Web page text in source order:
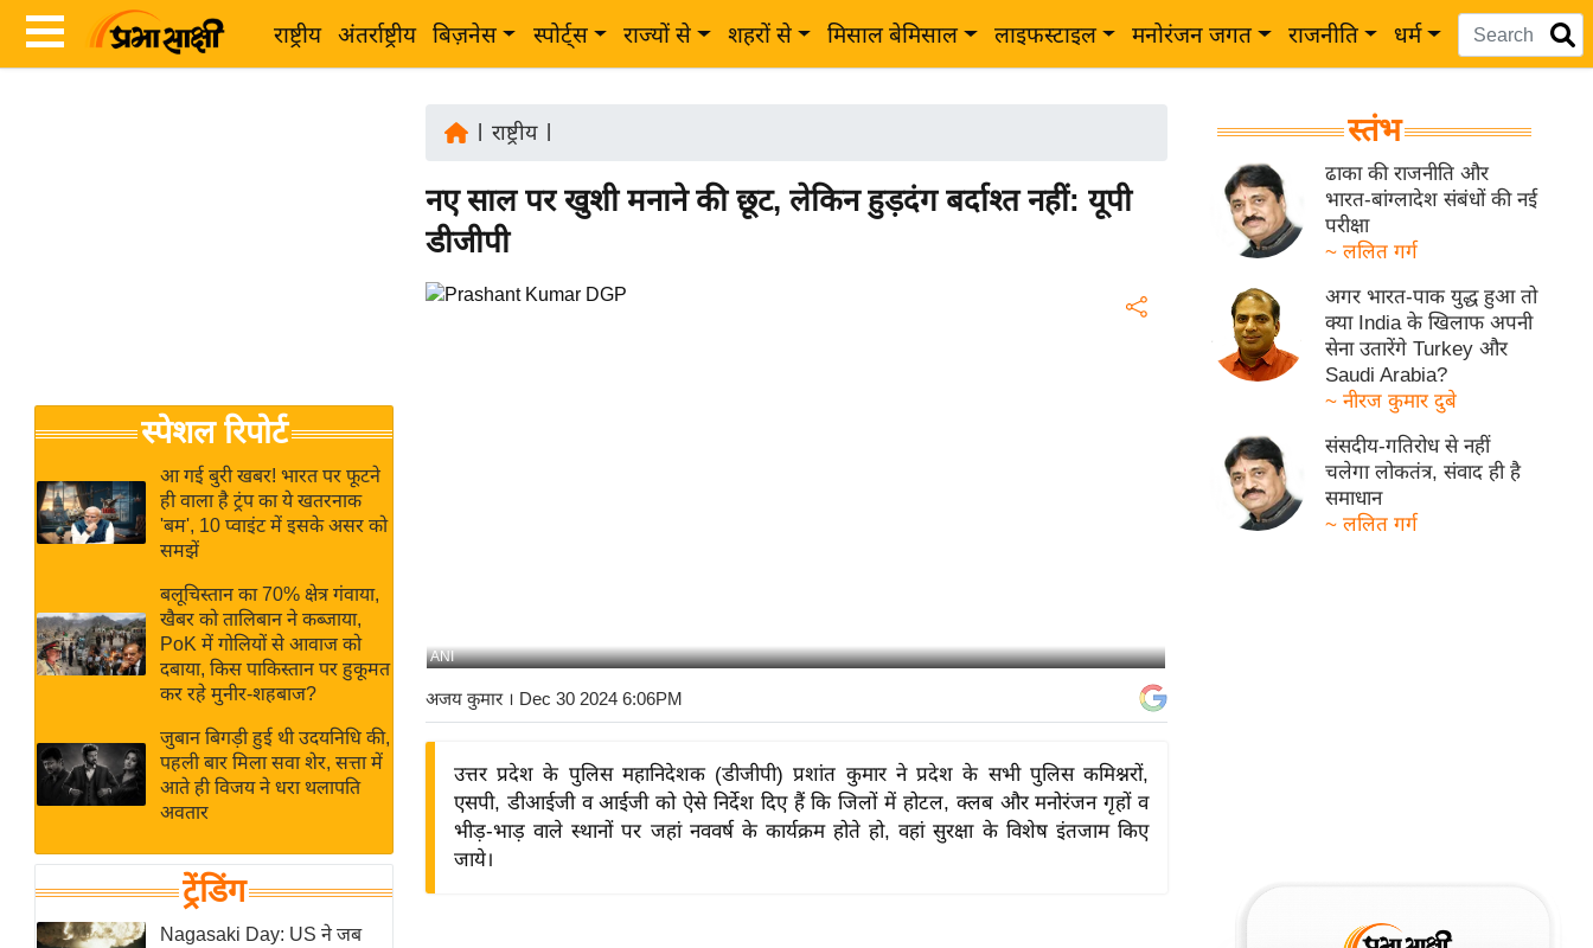
राष्ट्रीय अंतर्राष्ट्रीय बिज़नेस स्पोर्ट्स राज्यों से शहरों से मिसाल बेमिसाल लाइफस्टाइल मनोरंजन जगत राजनीति धर्म
Breaking
News in
Hindi
Hindi
Hindi
Videos
जगत
राय
बजट
क्रिकेट
IPL
2026
ई-पेपर
मिसाल बेमिसाल
शख्सियत
यंग इंडिया
साहित्य जगत
ऑटो वर्ल्ड
स्पेशल रिपोर्ट
आ गई बुरी खबर! भारत पर फूटने
ही वाला है ट्रंप का ये खतरनाक
'बम', 10 प्वाइंट में इसके असर को
समझें
बलूचिस्तान का 70% क्षेत्र गंवाया,
खैबर को तालिबान ने कब्जाया,
PoK में गोलियों से आवाज को
दबाया, किस पाकिस्तान पर हुकूमत
कर रहे मुनीर-शहबाज?
जुबान बिगड़ी हुई थी उदयनिधि की,
पहली बार मिला सवा शेर, सत्ता में
आते ही विजय ने धरा थलापति
अवतार
ट्रेंडिंग
Nagasaki Day: US ने जब
राष्ट्रीय|
नए साल पर खुशी मनाने की छूट, लेकिन हुड़दंग बर्दाश्त नहीं: यूपी
डीजीपी
ANI
अजय कुमार। Dec 30 2024 6:06PM
उत्तर प्रदेश के पुलिस महानिदेशक (डीजीपी) प्रशांत कुमार ने प्रदेश के सभी पुलिस कमिश्नरों,
एसपी, डीआईजी व आईजी को ऐसे निर्देश दिए हैं कि जिलों में होटल, क्लब और मनोरंजन गृहों व
भीड़-भाड़ वाले स्थानों पर जहां नववर्ष के कार्यक्रम होते हो, वहां सुरक्षा के विशेष इंतजाम किए
जाये।
स्तंभ
ढाका की राजनीति और
भारत-बांग्लादेश संबंधों की नई
परीक्षा
~ ललित गर्ग
अगर भारत-पाक युद्ध हुआ तो
क्या India के खिलाफ अपनी
सेना उतारेंगे Turkey और
Saudi Arabia?
~ नीरज कुमार दुबे
संसदीय-गतिरोध से नहीं
चलेगा लोकतंत्र, संवाद ही है
समाधान
~ ललित गर्ग